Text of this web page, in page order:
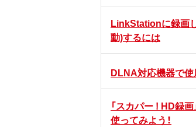
LinkStationに録画
動)するには
DLNA対応機器で
「スカパー ! HD録
使ってみよう！